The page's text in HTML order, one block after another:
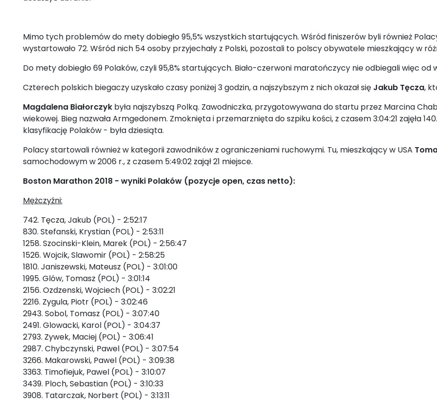
Mimo tych problemów do mety dobiegło 95,5% wszystkich startujących. Wśród finiszerów byli również
wystartowało 72. Wśród nich 54 osoby przyjechały z Polski, pozostali to polscy obywatele mieszkający w
Do mety dobiegło 69 Polaków, czyli 95,8% startujących. Biało-czerwoni maratończycy nie odbiegali więc od
Czterech polskich biegaczy uzyskało czasy poniżej 3 godzin, a najszybszym z nich okazał się Jakub Tęcza,
Magdalena Białorczykbyła najszybszą Polką. Zawodniczka, przygotowywana do startu przez Marcina
wiekowej. Bieg nazwała Armgedonem. Zmoknięta i przemarznięta do szpiku kości, z czasem 3:04:21 zajęła
klasyfikację Polaków - była dziesiąta.
Polacy startowali również w kategorii zawodników z ograniczeniami ruchowymi. Tu, mieszkający w USA
samochodowym w 2006 r., z czasem 5:49:02 zajął 21 miejsce.
Boston Marathon 2018 - wyniki Polaków (pozycje open, czas netto):
Mężczyźni:
742. Tęcza, Jakub (POL) - 2:52:17
830. Stefanski, Krystian (POL) - 2:53:11
1258. Szocinski-Klein, Marek (POL) - 2:56:47
1526. Wojcik, Slawomir (POL) - 2:58:25
1810. Janiszewski, Mateusz (POL) - 3:01:00
1995. Glów, Tomasz (POL) - 3:01:14
2156. Ozdzenski, Wojciech (POL) - 3:02:21
2216. Zygula, Piotr (POL) - 3:02:46
2943. Sobol, Tomasz (POL) - 3:07:40
2491. Glowacki, Karol (POL) - 3:04:37
2793. Zywek, Maciej (POL) - 3:06:41
2987. Chybczynski, Pawel (POL) - 3:07:54
3266. Makarowski, Pawel (POL) - 3:09:38
3363. Timofiejuk, Pawel (POL) - 3:10:07
3439. Ploch, Sebastian (POL) - 3:10:33
3908. Tatarczak, Norbert (POL) - 3:13:11